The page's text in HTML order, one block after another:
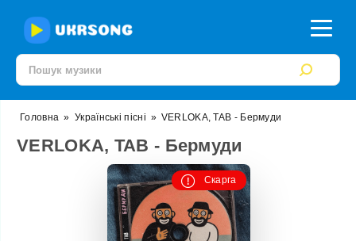
Головна » Українські пісні » VERLOKA, TAB - Бермуди
VERLOKA, TAB - Бермуди
Скарга